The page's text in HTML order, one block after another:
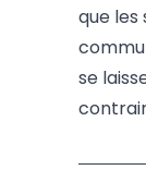
que
se